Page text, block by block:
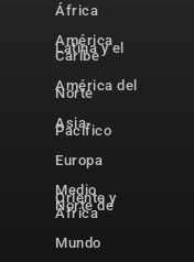
África
América
Latina y el
Caribe
América del
Norte
Asia-
Pacífico
Europa
Medio
Oriente y
Norte de
África
Mundo